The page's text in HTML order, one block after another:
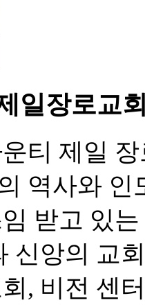
일장로교
티 제일
역사와
받고 있
신앙의 교
, 비전 센